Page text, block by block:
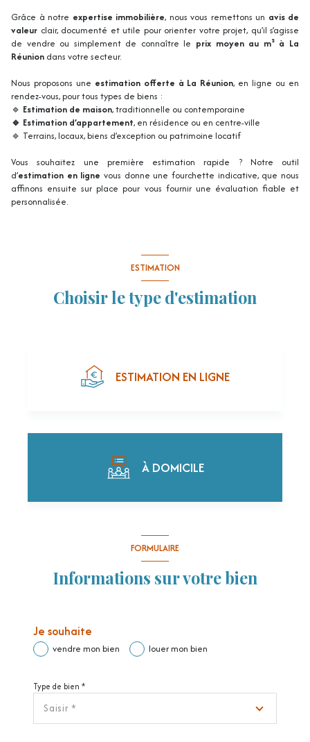
Grâce à notre expertise immobilière, nous vous remettons un avis de
valeur clair, documenté et utile pour orienter votre projet, qu’il s’agisse
de vendre ou simplement de connaître le prix moyen au m² à La
Réunion dans votre secteur.
Nous proposons une estimation offerte à La Réunion, en ligne ou en
rendez-vous, pour tous types de biens :
🔹 Estimation de maison, traditionnelle ou contemporaine
🔹 Estimation d’appartement, en résidence ou en centre-ville
🔹 Terrains, locaux, biens d’exception ou patrimoine locatif
Vous souhaitez une première estimation rapide ? Notre outil
d’estimation en ligne vous donne une fourchette indicative, que nous
affinons ensuite sur place pour vous fournir une évaluation fiable et
personnalisée.
ESTIMATION
Choisir le type d'estimation
ESTIMATION EN LIGNE
À DOMICILE
J'obtiens une estimation en 4 étapes
Je sélectionne le type de bien
APPARTEMENT MAISON
FORMULAIRE
Informations sur votre bien
Je souhaite
vendre mon bien louer mon bien
Type de bien *
Saisir *